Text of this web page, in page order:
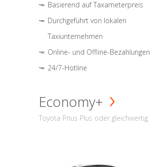
Basierend auf Taxameterpreis
Durchgeführt von lokalen
Taxiunternehmen
Online- und Offline-Bezahlungen
24/7-Hotline
Economy+
Toyota Prius Plus oder gleichwertig